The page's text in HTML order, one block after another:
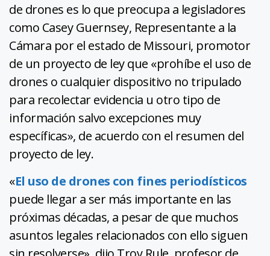
de drones es lo que preocupa a legisladores
como Casey Guernsey, Representante a la
Cámara por el estado de Missouri, promotor
de un proyecto de ley que «prohíbe el uso de
drones o cualquier dispositivo no tripulado
para recolectar evidencia u otro tipo de
información salvo excepciones muy
específicas», de acuerdo con el resumen del
proyecto de ley.
«El uso de drones con fines periodísticos
puede llegar a ser más importante en las
próximas décadas, a pesar de que muchos
asuntos legales relacionados con ello siguen